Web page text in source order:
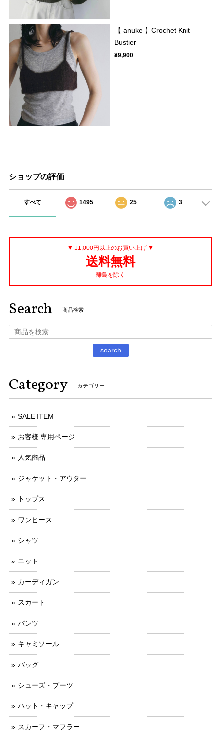
【 anuke 】Crochet Knit
Bustier
¥9,900
ショップの評価
すべて 1495 25 3
▼ 11,000円以上のお買い上げ ▼
送料無料
- 離島を除く -
Search 商品検索
search
Category カテゴリー
SALE ITEM
お客様 専用ページ
人気商品
ジャケット・アウター
トップス
ワンピース
シャツ
ニット
カーディガン
スカート
パンツ
キャミソール
バッグ
シューズ・ブーツ
ハット・キャップ
スカーフ・マフラー